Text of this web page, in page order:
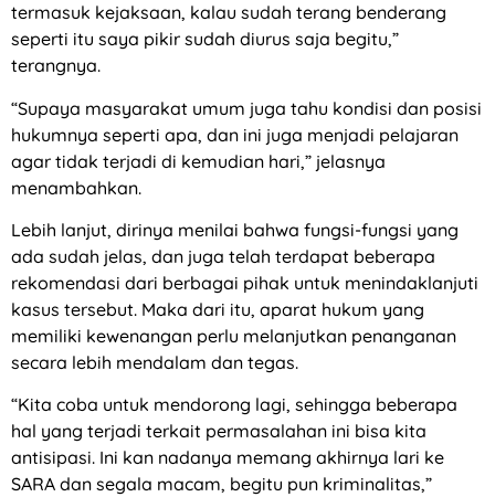
termasuk kejaksaan, kalau sudah terang benderang
seperti itu saya pikir sudah diurus saja begitu,”
terangnya.
“Supaya masyarakat umum juga tahu kondisi dan posisi
hukumnya seperti apa, dan ini juga menjadi pelajaran
agar tidak terjadi di kemudian hari,” jelasnya
menambahkan.
Lebih lanjut, dirinya menilai bahwa fungsi-fungsi yang
ada sudah jelas, dan juga telah terdapat beberapa
rekomendasi dari berbagai pihak untuk menindaklanjuti
kasus tersebut. Maka dari itu, aparat hukum yang
memiliki kewenangan perlu melanjutkan penanganan
secara lebih mendalam dan tegas.
“Kita coba untuk mendorong lagi, sehingga beberapa
hal yang terjadi terkait permasalahan ini bisa kita
antisipasi. Ini kan nadanya memang akhirnya lari ke
SARA dan segala macam, begitu pun kriminalitas,”